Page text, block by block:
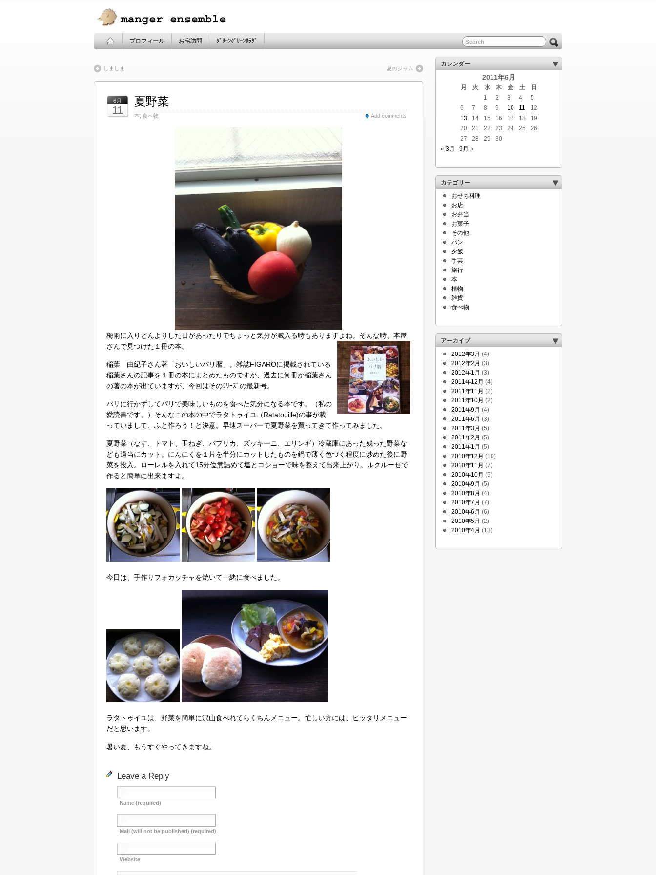
プロフィール お宅訪問 ｸﾞﾘｰﾝｸﾞﾘｰﾝｻﾗﾀﾞ
しましま 夏のジャム
6月
11
夏野菜
本 食べ物 Add comments
梅雨に入りどんよりした日があったりでちょっと気分が滅入る時もありますよね。そんな時、本屋
さんで見つけた１冊の本。
稲葉 由紀子さん著「おいしいパリ暦」。雑誌FIGAROに掲載されている
稲葉さんの記事を１冊の本にまとめたものですが、過去に何冊か稲葉さん
の著の本が出ていますが、今回はそのｼﾘｰｽﾞの最新号。
パリに行かずしてパリで美味しいものを食べた気分になる本です。（私の
愛読書です。）そんなこの本の中でラタトゥイユ（Ratatouille)の事が載
っていまして、ふと作ろう！と決意。早速スーパーで夏野菜を買ってきて作ってみました。
夏野菜（なす、トマト、玉ねぎ、パプリカ、ズッキーニ、エリンギ）冷蔵庫にあった残った野菜な
ども適当にカット。にんにくを１片を半分にカットしたものを鍋で薄く色づく程度に炒めた後に野
菜を投入。ローレルを入れて15分位煮詰めて塩とコショーで味を整えて出来上がり。ルクルーゼで
作ると簡単に出来ますよ。
今日は、手作りフォカッチャを焼いて一緒に食べました。
ラタトゥイユは、野菜を簡単に沢山食べれてらくちんメニュー。忙しい方には、ピッタリメニュー
だと思います。
暑い夏、もうすぐやってきますね。
Leave a Reply
Name (required)
Mail (will not be published) (required)
Website
カレンダー
2011年6月
月 火 水 木 金 土
日
1
2 3 4
5
6
7 8 9 10 11
12
13
14 15 16 17 18
19
20
21 22 23 24 25
26
27
28 29
30
« 3月
9月 »
カテゴリー
おせち料理
お店
お弁当
お菓子
その他
パン
夕飯
手芸
旅行
本
植物
雑貨
食べ物
アーカイブ
2012年3月 (4)
2012年2月 (3)
2012年1月 (3)
2011年12月 (4)
2011年11月 (2)
2011年10月 (2)
2011年9月 (4)
2011年6月 (3)
2011年3月 (5)
2011年2月 (5)
2011年1月 (5)
2010年12月 (10)
2010年11月 (7)
2010年10月 (5)
2010年9月 (5)
2010年8月 (4)
2010年7月 (7)
2010年6月 (6)
2010年5月 (2)
2010年4月 (13)